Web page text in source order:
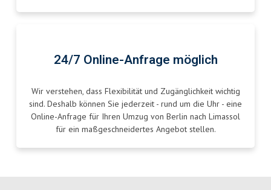
24/7 Online-Anfrage möglich
Wir verstehen, dass Flexibilität und Zugänglichkeit wichtig
sind. Deshalb können Sie jederzeit - rund um die Uhr - eine
Online-Anfrage für Ihren Umzug von Berlin nach Limassol
für ein maßgeschneidertes Angebot stellen.